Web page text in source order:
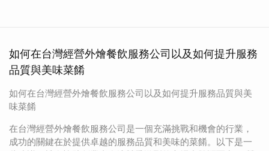
如何在台灣經營外燴餐飲服務公司以及如何提升服務
品質與美味菜餚
如何在台灣經營外燴餐飲服務公司以及如何提升服務品質與美
味菜餚
在台灣經營外燴餐飲服務公司是一個充滿挑戰和機會的行業，
成功的關鍵在於提供卓越的服務品質和美味的菜餚。以下是一